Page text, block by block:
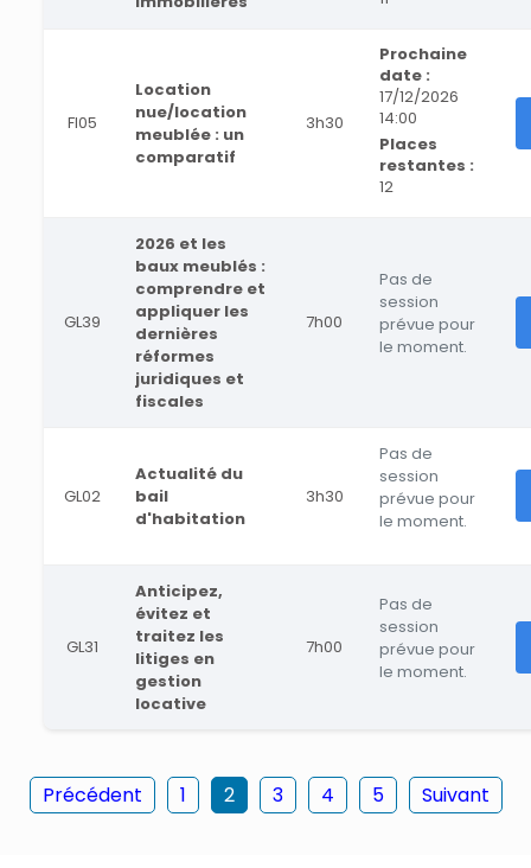
FI05
Location
nue/location
meublée : un
comparatif
3h30
Prochaine
date :
17/12/2026
14:00
Places
restantes :
12
GL39
2026 et les
baux meublés :
comprendre et
appliquer les
dernières
réformes
juridiques et
fiscales
7h00
Pas de
session
prévue pour
le moment.
GL02
Actualité du
bail
d'habitation
3h30
Pas de
session
prévue pour
le moment.
GL31
Anticipez,
évitez et
traitez les
litiges en
gestion
locative
7h00
Pas de
session
prévue pour
le moment.
Précédent 1 2 3 4 5 Suivant